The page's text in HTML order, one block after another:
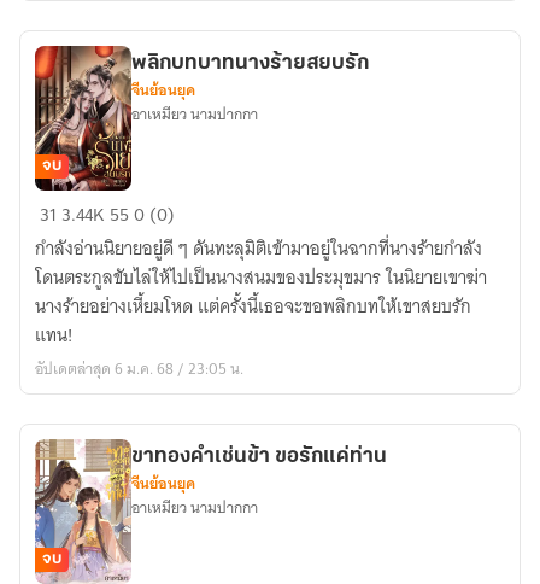
อ๋อง
สติ
ไม่
ดี
พลิก
บทบาท
นาง
ร้าย
สยบ
รัก
จบ
พลิกบทบาทนางร้ายสยบรัก
จีนย้อนยุค
อาเหมียว นามปากกา
31 3.44K 550 (0)
กำลังอ่านนิยายอยู่ดี ๆ ดันทะลุมิติเข้ามาอยู่ในฉากที่นางร้ายกำลัง
โดนตระกูลขับไล่ให้ไปเป็นนางสนมของประมุขมาร ในนิยายเขาฆ่า
นางร้ายอย่างเหี้ยมโหด แต่ครั้งนี้เธอจะขอพลิกบทให้เขาสยบรัก
แทน!
อัปเดตล่าสุด 6 ม.ค. 68 / 23:05 น.
จบ
ขาทองคำเช่นข้า ขอรักแค่ท่าน
จีนย้อนยุค
อาเหมียว นามปากกา